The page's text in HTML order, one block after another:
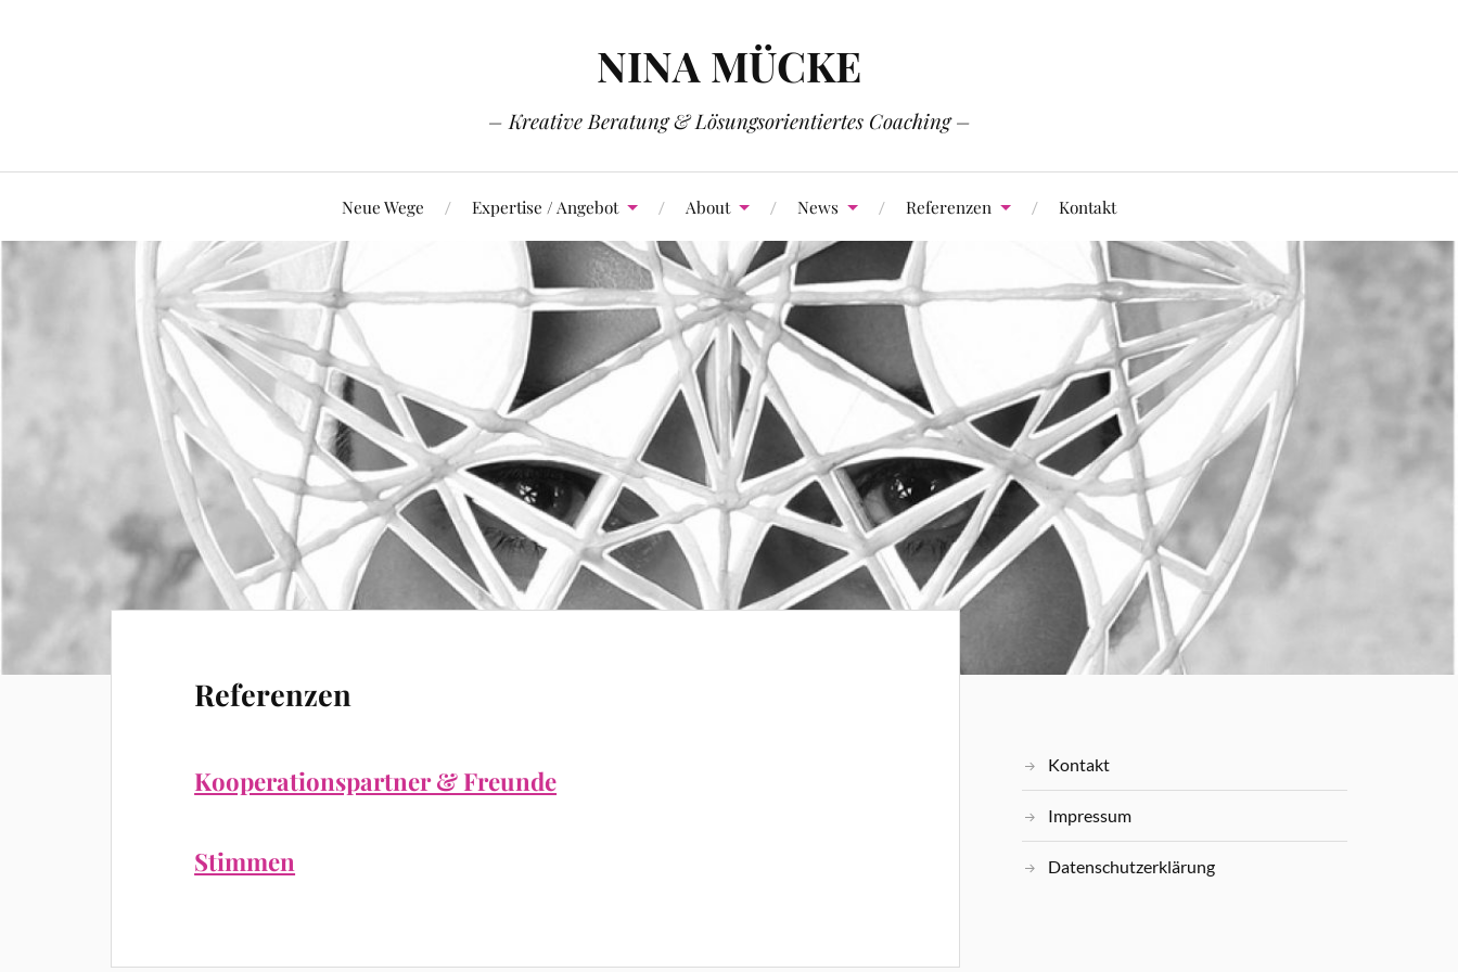
NINA MÜCKE
– Kreative Beratung & Lösungsorientiertes Coaching –
Neue Wege Expertise / Angebot About News Referenzen Kontakt
Referenzen
Kooperationspartner & Freunde
Stimmen
Kontakt
Impressum
Datenschutzerklärung